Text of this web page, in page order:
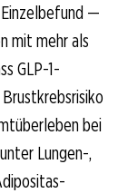
—
mit mehr als
GLP-1-
bei
Lungen-,